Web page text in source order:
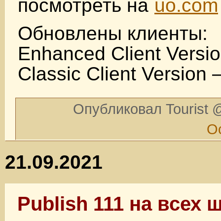
посмотреть на uo.com
Обновлены клиенты:
Enhanced Client
Classic Client Version
Опубликовал Tourist
21.09.2021
Publish 111 на всех